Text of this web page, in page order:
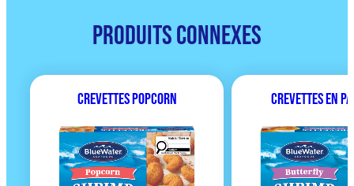
Produits Connexes
Crevettes Popcorn Crevettes en